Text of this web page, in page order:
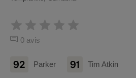
0 avis
92 Parker 91 Tim Atkin